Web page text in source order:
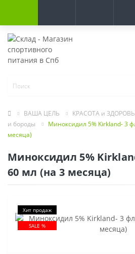
ВАША ЦЕЛЬ КРАСОТА и
и бороды
Миноксидил 5% Kirkland- 3
месяца)
Миноксидил 5%
60 мл (на 3 месяца)
Хит продаж
SALE %